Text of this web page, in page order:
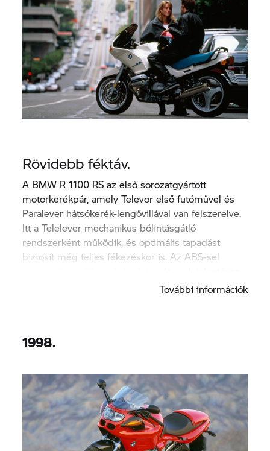
Rövidebb féktáv.
A BMW R 1100 RS az első sorozatgyártott
motorkerékpár, amely Televor első futóművel és
Paralever hátsókerék-lengővillával van felszerelve.
Itt a Telelever mechanikus bólintásgátló
rendszerként működik, és optimális tapadást
biztosít még teljes fékezéskor is. Az ABS-sel
További információk
1998.